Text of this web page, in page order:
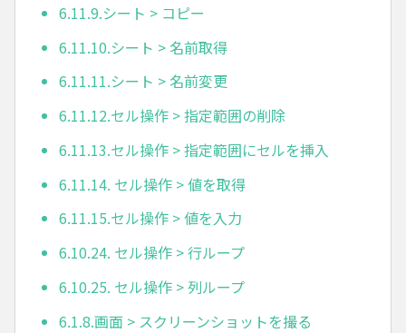
6.11.9.シート > コピー
6.11.10.シート > 名前取得
6.11.11.シート > 名前変更
6.11.12.セル操作 > 指定範囲の削除
6.11.13.セル操作 > 指定範囲にセルを挿入
6.11.14. セル操作 > 値を取得
6.11.15.セル操作 > 値を入力
6.10.24. セル操作 > 行ループ
6.10.25. セル操作 > 列ループ
6.1.8.画面 > スクリーンショットを撮る